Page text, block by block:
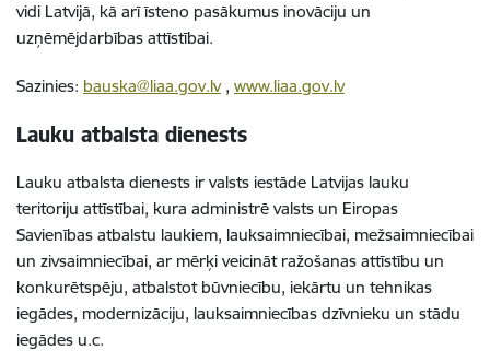
vidi Latvijā, kā arī īsteno pasākumus inovāciju un
uzņēmējdarbības attīstībai.
Sazinies: bauska@liaa.gov.lv, www.liaa.gov.lv
Lauku atbalsta dienests
Lauku atbalsta dienests ir valsts iestāde Latvijas lauku
teritoriju attīstībai, kura administrē valsts un Eiropas
Savienības atbalstu laukiem, lauksaimniecībai, mežsaimniecībai
un zivsaimniecībai, ar mērķi veicināt ražošanas attīstību un
konkurētspēju, atbalstot būvniecību, iekārtu un tehnikas
iegādes, modernizāciju, lauksaimniecības dzīvnieku un stādu
iegādes u.c.